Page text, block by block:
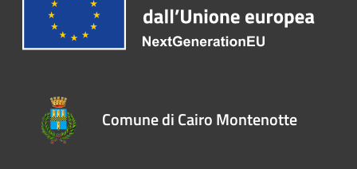
Comune di Cairo Montenotte